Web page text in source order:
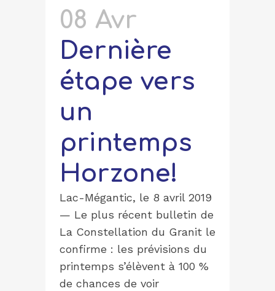
08 Avr
Dernière
étape vers
un
printemps
Horzone!
Lac-Mégantic, le 8 avril 2019
— Le plus récent bulletin de
La Constellation du Granit le
confirme : les prévisions du
printemps s’élèvent à 100 %
de chances de voir